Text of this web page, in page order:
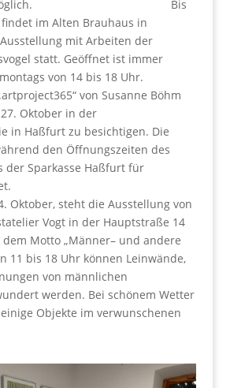
möglich. Bis
im Alten Brauhaus in
mit Arbeiten der
statt. Geöffnet ist immer
von 14 bis 18 Uhr.
von Susanne Böhm
Oktober in der
in Haßfurt zu besichtigen. Die
den Öffnungszeiten des
der Sparkasse Haßfurt für
geöffnet.
Oktober, steht die Ausstellung von
Vogt in der Hauptstraße 14
Motto „Männer– und andere
11 bis 18 Uhr können Leinwände,
von männlichen
werden. Bei schönem Wetter
Objekte im verwunschenen